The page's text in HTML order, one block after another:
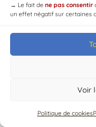
→ Le fait de ne pas consentir
un effet négatif sur certaines
Voir
Politique de cookies
© Mairie de Chaource